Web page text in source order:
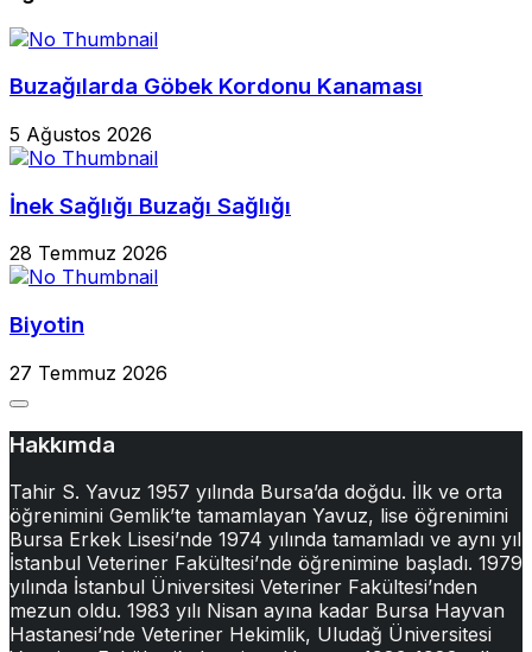
Buzağılarda Göbek Kordonu Kanaması
5 Ağustos 2026
İnek Sağlığı Buzağı Sağlığı
28 Temmuz 2026
Biyotin
27 Temmuz 2026
Hakkımda
Tahir S. Yavuz 1957 yılında Bursa’da doğdu. İlk ve orta
öğrenimini Gemlik’te tamamlayan Yavuz, lise öğrenimini
Bursa Erkek Lisesi’nde 1974 yılında tamamladı ve aynı yıl
İstanbul Veteriner Fakültesi’nde öğrenimine başladı. 1979
yılında İstanbul Üniversitesi Veteriner Fakültesi’nden
mezun oldu. 1983 yılı Nisan ayına kadar Bursa Hayvan
Hastanesi’nde Veteriner Hekimlik, Uludağ Üniversitesi